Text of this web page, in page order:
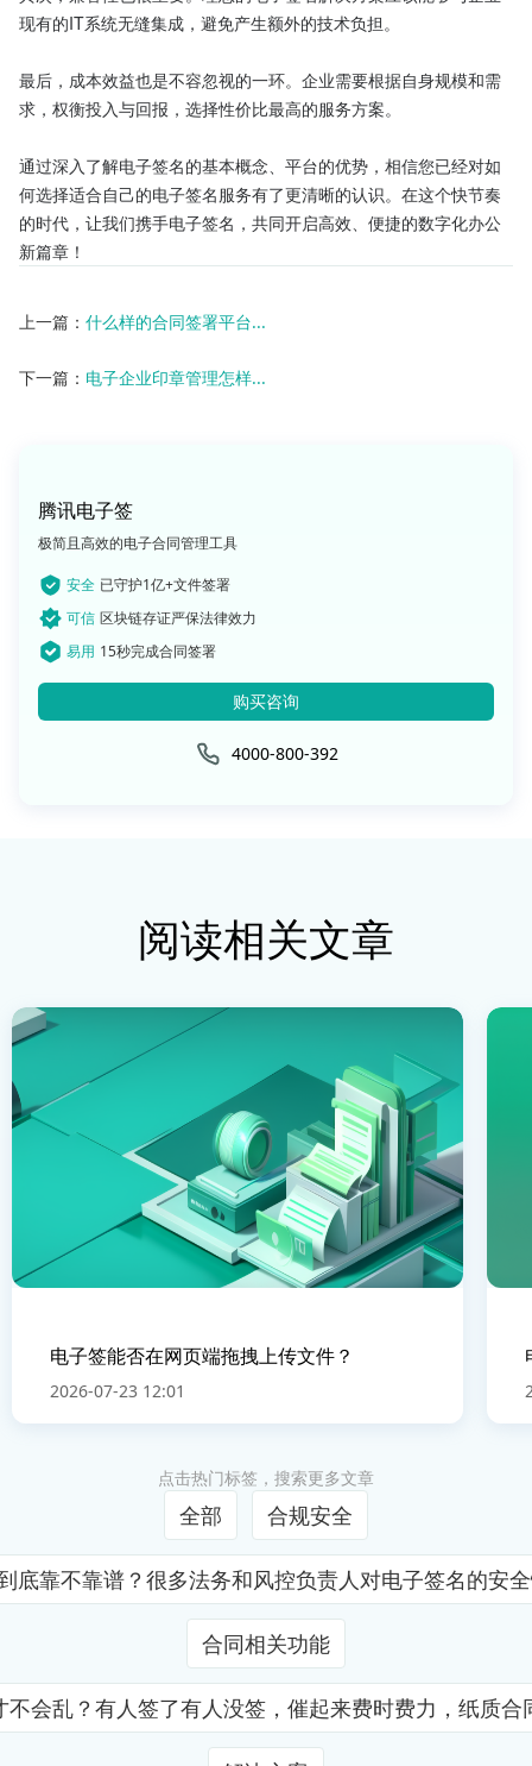
现有的IT系统无缝集成，避免产生额外的技术负担。
最后，成本效益也是不容忽视的一环。企业需要根据自身规模和需
求，权衡投入与回报，选择性价比最高的服务方案。
通过深入了解电子签名的基本概念、平台的优势，相信您已经对如
何选择适合自己的电子签名服务有了更清晰的认识。在这个快节奏
的时代，让我们携手电子签名，共同开启高效、便捷的数字化办公
新篇章！
上一篇： 什么样的合同签署平台...
下一篇： 电子企业印章管理怎样...
腾讯电子签
极简且高效的电子合同管理工具
安全 已守护1亿+文件签署
可信 区块链存证严保法律效力
易用 15秒完成合同签署
购买咨询
4000-800-392
阅读相关文章
电子签能否在网页端拖拽上传文件？
2026-07-23 12:01
点击热门标签，搜索更多文章
全部 合规安全
靠不靠谱？很多法务和风控负责人对电子签名的
合同相关功能
会乱？有人签了有人没签，催起来费时费力，纸质